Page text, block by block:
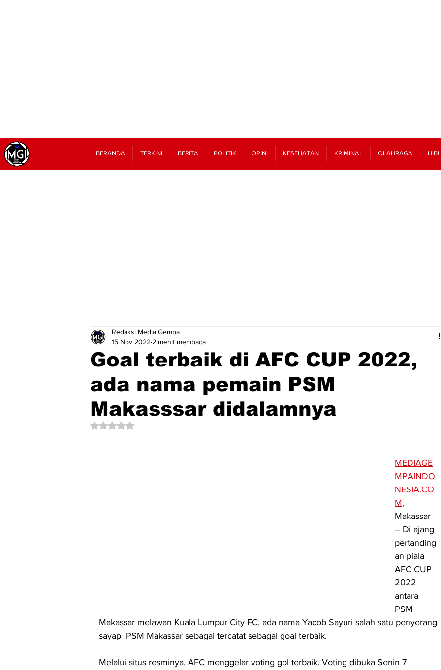
BERANDA TERKINI BERITA POLITIK OPINI KESEHATAN KRIMINAL OLAHRAGA
Goal terbaik di AFC CUP 2022,
ada nama pemain PSM
Makasssar didalamnya
Redaksi Media Gempa
15 Nov 2022 2 menit membaca
Dinilai NaN dari 5 bintang.
MEDIAGE
MPAINDO
NESIA.CO
M,
Makassar
– Di ajang
pertanding
an piala
AFC CUP
2022
antara
PSM
Makassar melawan Kuala Lumpur City FC, ada nama Yacob Sayuri salah satu penyerang
sayap  PSM Makassar sebagai tercatat sebagai goal terbaik.
Melalui situs resminya, AFC menggelar voting gol terbaik. Voting dibuka Senin 7